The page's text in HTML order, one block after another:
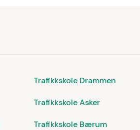
Trafikkskole Drammen
Trafikkskole Asker
Trafikkskole Bærum